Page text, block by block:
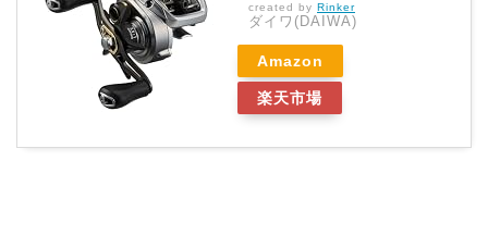
created by Rinker
ダイワ(DAIWA)
Amazon
楽天市場